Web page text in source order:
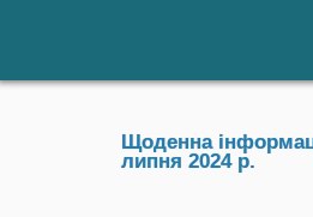
Щоденна
липня 2024 р.